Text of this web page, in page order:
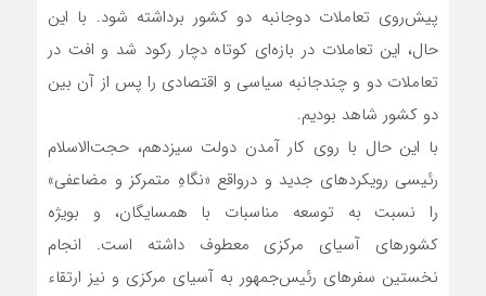
پیش‌روی تعاملات دوجانبه دو کشور برداشته شود. با این
حال، این تعاملات در بازه‌ای کوتاه دچار رکود شد و افت در
تعاملات دو و چندجانبه سیاسی و اقتصادی را پس از آن بین
دو کشور شاهد بودیم.
با این حال با روی کار آمدن دولت سیزدهم، حجت‌الاسلام
رئیسی رویکردهای جدید و درواقع «نگاهِ متمرکز و مضاعفی»
را نسبت به توسعه مناسبات با همسایگان، و بویژه
کشورهای آسیای مرکزی معطوف داشته است. انجام
نخستین سفرهای رئیس‌جمهور به آسیای مرکزی و نیز ارتقاء